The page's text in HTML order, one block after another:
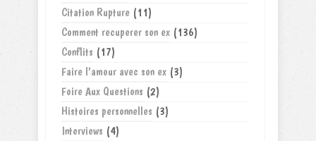
Citation Rupture (11)
Comment recuperer son ex (136)
Conflits (17)
Faire l'amour avec son ex (3)
Foire Aux Questions (2)
Histoires personnelles (3)
Interviews (4)